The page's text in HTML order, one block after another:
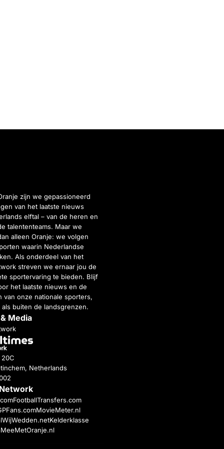
zijn we gepassioneerd
van het laatste nieuws
elftal – van de heren en
talententeams. Maar we
alleen Oranje: we volgen
waarin Nederlandse
Als onderdeel van het
streven we ernaar jou de
sportervaring te bieden. Blijf
het laatste nieuws en de
van onze nationale sporters,
buiten de landsgrenzen.
Media
Netherlands
FootballTransfers.com
MovieMeter.nl
WijWedden.netKelderklasse
MeeMetOranje.nl